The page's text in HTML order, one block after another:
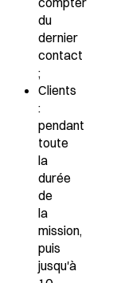
du
dernier
contact
;
Clients
:
pendant
toute
la
durée
de
la
mission,
puis
jusqu'à